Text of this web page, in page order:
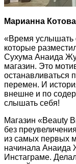
Марианна Котова
«Время услышать
которые
Сухума Анаида
магазин. Это
останавливаться
перемен. И
внешне и по
слышать себя!
Магазин «Beauty
без
из самых первых
начинала Анаида
Инстаграме.